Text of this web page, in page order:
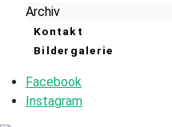
Archiv
Kontakt
Bildergalerie
Facebook
Instagram